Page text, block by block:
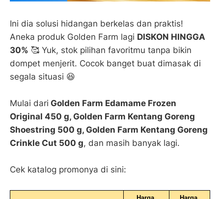
Ini dia solusi hidangan berkelas dan praktis!
Aneka produk Golden Farm lagi DISKON HINGGA
30% 🥰 Yuk, stok pilihan favoritmu tanpa bikin
dompet menjerit. Cocok banget buat dimasak di
segala situasi 😆
Mulai dari Golden Farm Edamame Frozen
Original 450 g, Golden Farm Kentang Goreng
Shoestring 500 g, Golden Farm Kentang Goreng
Crinkle Cut 500 g, dan masih banyak lagi.
Cek katalog promonya di sini: